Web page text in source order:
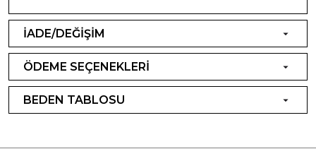
İADE/DEĞİŞİM
ÖDEME SEÇENEKLERİ
BEDEN TABLOSU